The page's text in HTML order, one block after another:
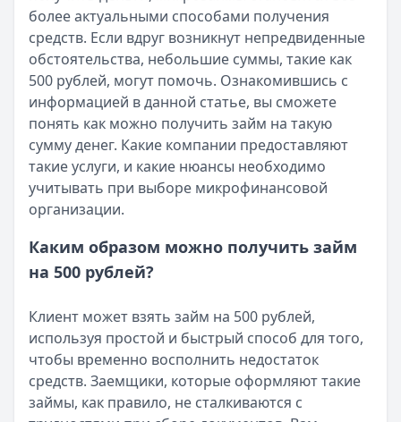
Читать новость
Срочный микрозайм 15 000 ₽ на карту: свежая
Кратко:Нужны 15 000 рублей на карту прямо сегодня?
Опубликовано: 5 декабря 2025 г.
Категория:МФО
Читать новость
Рекордный рост доли клиентов МФО с iPhone: что
Кратко:В III квартале 2025 года владельцы iPhone
Опубликовано:5 декабря 2025 г.
Категория:МФО
57 сервисов микрозаймов через Госуслуги: где
Кратко:Авторизация через Госуслуги ускоряет
Категория: МФО
Читать новость
Смс о «одобренном займе» от Bigmani Ru: как
Кратко:Пришло СМС об одобрении займа от Bigmani
Опубликовано:23 ноября 2025 г.
более актуальными способами получения
средств. Если вдруг возникнут непредвиденные
обстоятельства, небольшие суммы, такие как
500 рублей, могут помочь. Ознакомившись с
информацией в данной статье, вы сможете
понять как можно получить займ на такую
сумму денег. Какие компании предоставляют
такие услуги, и какие нюансы необходимо
учитывать при выборе микрофинансовой
организации.
Каким образом можно получить займ
на 500 рублей?
Клиент может взять займ на 500 рублей,
используя простой и быстрый способ для того,
чтобы временно восполнить недостаток
средств. Заемщики, которые оформляют такие
займы, как правило, не сталкиваются с